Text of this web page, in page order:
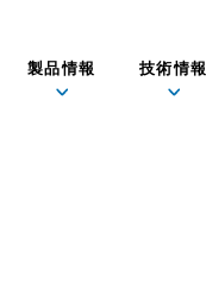
製品情報 技術情報